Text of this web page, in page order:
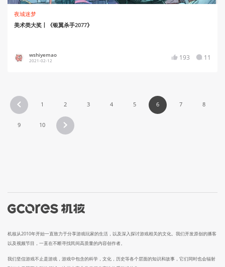
夜城迷梦
美术类大奖丨《银翼杀手2077》
wshiyemao
2021-02-12 193 11
1 2 3 4 5 6 7 8
9 10
机核从2010年开始一直致力于分享游戏玩家的生活，以及深入探讨游戏相关的文化。我们开发原创的播客
以及视频节目，一直在不断寻找民间高质量的内容创作者。
我们坚信游戏不止是游戏，游戏中包含的科学，文化，历史等各个层面的知识和故事，它们同时也会辐射